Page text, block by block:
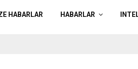
HABARLAR HABARLAR